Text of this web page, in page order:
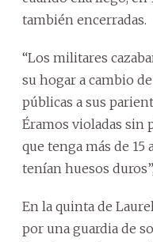
también encerradas.
“Los militares
su hogar a cambio
públicas a sus
Éramos violadas sin
que tenga más de 15
tenían huesos
En la quinta de
por una guardia de